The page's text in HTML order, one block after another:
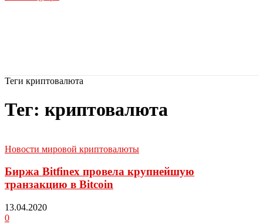
Теги криптовалюта
Тег: криптовалюта
Новости мировой криптовалюты
Биржа Bitfinex провела крупнейшую
транзакцию в Bitcoin
13.04.2020
0